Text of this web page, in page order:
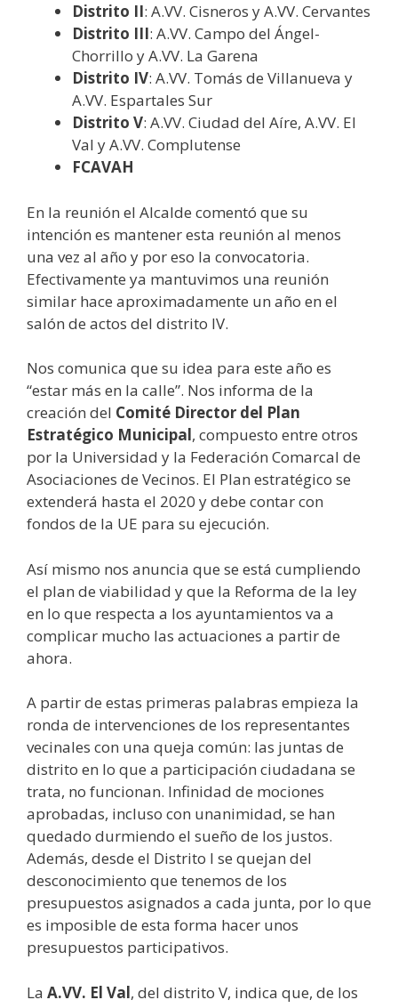
Distrito II: A.VV. Cisneros y A.VV. Cervantes
Distrito III: A.VV. Campo del Ángel-
Chorrillo y A.VV. La Garena
Distrito IV: A.VV. Tomás de Villanueva y
A.VV. Espartales Sur
Distrito V: A.VV. Ciudad del Aíre, A.VV. El
Val y A.VV. Complutense
FCAVAH
En la reunión el Alcalde comentó que su
intención es mantener esta reunión al menos
una vez al año y por eso la convocatoria.
Efectivamente ya mantuvimos una reunión
similar hace aproximadamente un año en el
salón de actos del distrito IV.
Nos comunica que su idea para este año es
“estar más en la calle”. Nos informa de la
creación del Comité Director del Plan
Estratégico Municipal, compuesto entre otros
por la Universidad y la Federación Comarcal de
Asociaciones de Vecinos. El Plan estratégico se
extenderá hasta el 2020 y debe contar con
fondos de la UE para su ejecución.
Así mismo nos anuncia que se está cumpliendo
el plan de viabilidad y que la Reforma de la ley
en lo que respecta a los ayuntamientos va a
complicar mucho las actuaciones a partir de
ahora.
A partir de estas primeras palabras empieza la
ronda de intervenciones de los representantes
vecinales con una queja común: las juntas de
distrito en lo que a participación ciudadana se
trata, no funcionan. Infinidad de mociones
aprobadas, incluso con unanimidad, se han
quedado durmiendo el sueño de los justos.
Además, desde el Distrito I se quejan del
desconocimiento que tenemos de los
presupuestos asignados a cada junta, por lo que
es imposible de esta forma hacer unos
presupuestos participativos.
La A.VV. El Val, del distrito V, indica que, de los